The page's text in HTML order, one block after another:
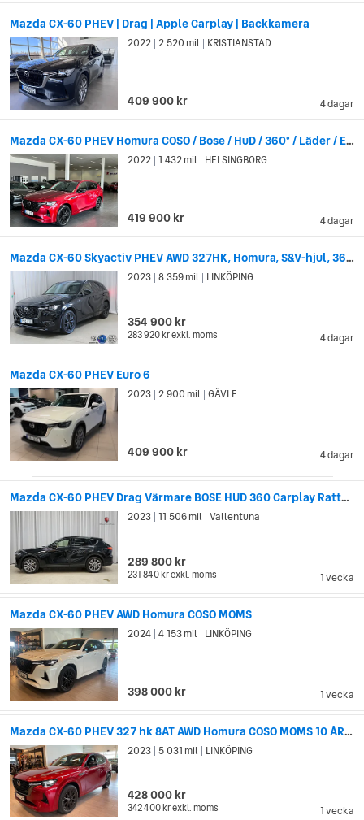
Mazda CX-60 PHEV | Drag | Apple Carplay | Backkamera
4 dagar
2022 2 520 mil KRISTIANSTAD
409 900 kr
Mazda CX-60 PHEV Homura COSO / Bose / HuD / 360° / Läder / El-Stol
4 dagar
2022 1 432 mil HELSINGBORG
419 900 kr
Mazda CX-60 Skyactiv PHEV AWD 327HK, Homura, S&V-hjul, 360 kamera
4 dagar
2023 8 359 mil LINKÖPING
354 900 kr
283 920 krexkl. moms
Mazda CX-60 PHEV Euro 6
4 dagar
2023 2 900 mil GÄVLE
409 900 kr
Mazda CX-60 PHEV Drag Värmare BOSE HUD 360 Carplay Rattvärme
1 vecka
2023 11 506 mil Vallentuna
289 800 kr
231 840 krexkl. moms
Mazda CX-60 PHEV AWD Homura COSO MOMS
1 vecka
2024 4 153 mil LINKÖPING
398 000 kr
Mazda CX-60 PHEV 327 hk 8AT AWD Homura COSO MOMS 10 ÅRS GARANTI
1 vecka
2023 5 031 mil LINKÖPING
428 000 kr
342 400 krexkl. moms